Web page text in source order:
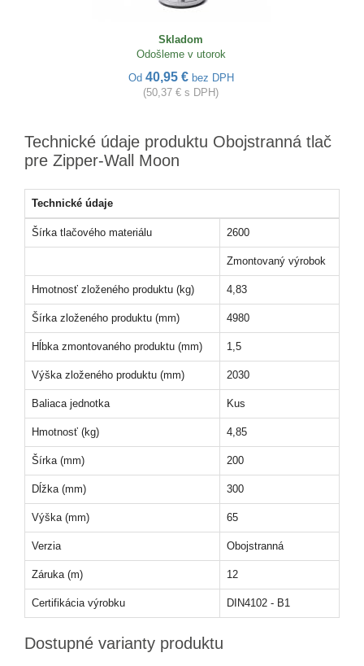
Skladom
Odošleme v utorok
Od 40,95 € bez DPH
(50,37 € s DPH)
Technické údaje produktu Obojstranná tlač
pre Zipper-Wall Moon
Technické údaje
Šírka tlačového materiálu 2600
Zmontovaný výrobok
Hmotnosť zloženého produktu (kg) 4,83
Šírka zloženého produktu (mm) 4980
Hĺbka zmontovaného produktu (mm) 1,5
Výška zloženého produktu (mm) 2030
Baliaca jednotka Kus
Hmotnosť (kg) 4,85
Šírka (mm) 200
Dĺžka (mm) 300
Výška (mm) 65
Verzia Obojstranná
Záruka (m) 12
Certifikácia výrobku DIN4102 - B1
Dostupné varianty produktu